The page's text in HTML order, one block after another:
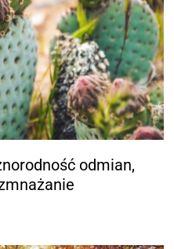
odmian,